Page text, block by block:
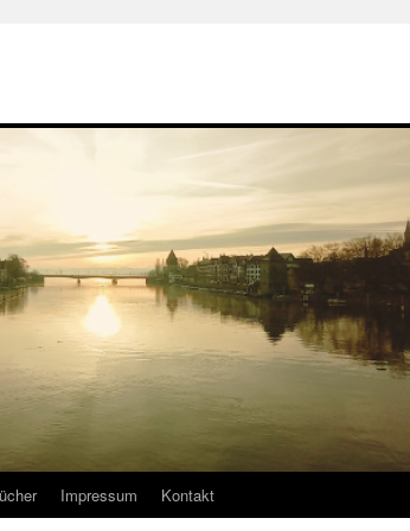
Impressum Kontakt